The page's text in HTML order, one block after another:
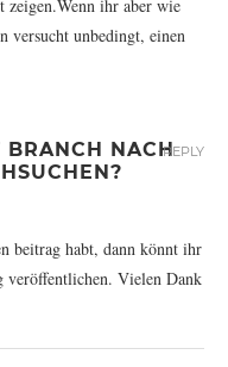
ihr aber wie
versucht unbedingt, einen
NACH
beitrag habt, dann könnt ihr
veröffentlichen. Vielen Dank
REPLY